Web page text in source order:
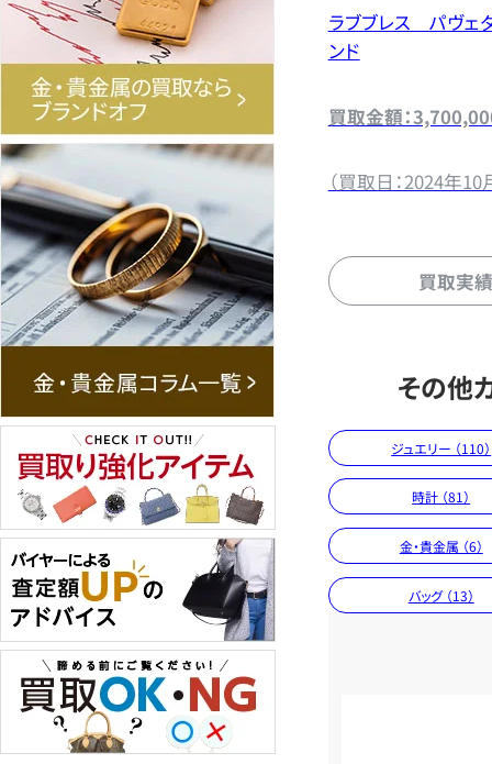
ラブブレス パヴェ
ンド
買取金額：
（買取日：2024年10
買取実
その他
ジュエリー （110）
時計 （81）
金・貴金属 （6）
バッグ （13）